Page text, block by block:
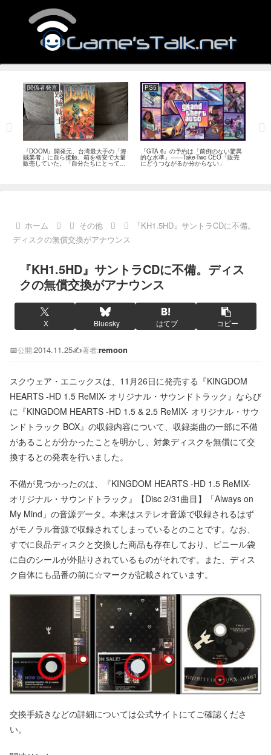
関係者発言
『DOOM』開発元、台湾最大手の「海
賊業者」に自ら接触、箱を格安で大量
販売していた。「自分たちにとっては
流通だった」
PS5
『GTA 6』の予約は「前例のない驚異
的な水準」――Take-Two CEO「販売
にどうつながるか分からない」
ホーム その他
『KH1.5HD』サントラCDに不備。
ディスクの無償交換がアナウンス
『KH1.5HD』サントラCDに不備。ディス
クの無償交換がアナウンス
X Bluesky はてブ コピー
📅公開:2014.11.25✍️著者:remoon
スクウェア・エニックスは、11月26日に発売する『KINGDOM
HEARTS -HD 1.5 ReMIX- オリジナル・サウンドトラック』ならび
に『KINGDOM HEARTS -HD 1.5 & 2.5 ReMIX- オリジナル・サウ
ンドトラック BOX』の収録内容について、収録楽曲の一部に不備
があることが分かったことを明かし、対象ディスクを無償にて交
換するとの発表を行いました。
不備が見つかったのは、『KINGDOM HEARTS -HD 1.5 ReMIX-
オリジナル・サウンドトラック』【Disc 2/31曲目】「Always on
My Mind」の音源データ。本来はステレオ音源で収録されるはず
がモノラル音源で収録されてしまっているとのことです。なお、
すでに良品ディスクと交換した商品も存在しており、ビニール袋
に白のシールが外貼りされているものがそれです。また、ディス
ク自体にも品番の前に☆マークが記載されています。
交換手続きなどの詳細については公式サイトにてご確認くださ
い。